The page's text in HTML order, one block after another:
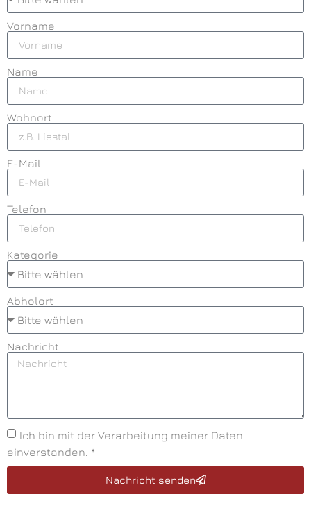
Vorname
Name
Wohnort
E-Mail
Telefon
Kategorie
Abholort
Nachricht
Ich bin mit der Verarbeitung meiner Daten
einverstanden. *
Nachricht senden